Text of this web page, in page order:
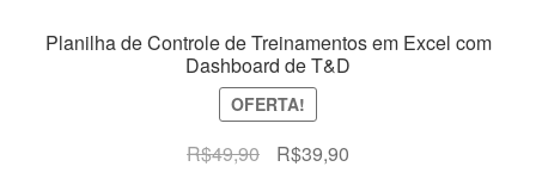
Planilha de Controle de Treinamentos em Excel com
Dashboard de T&D
OFERTA!
R$49,90
OR$39,90O